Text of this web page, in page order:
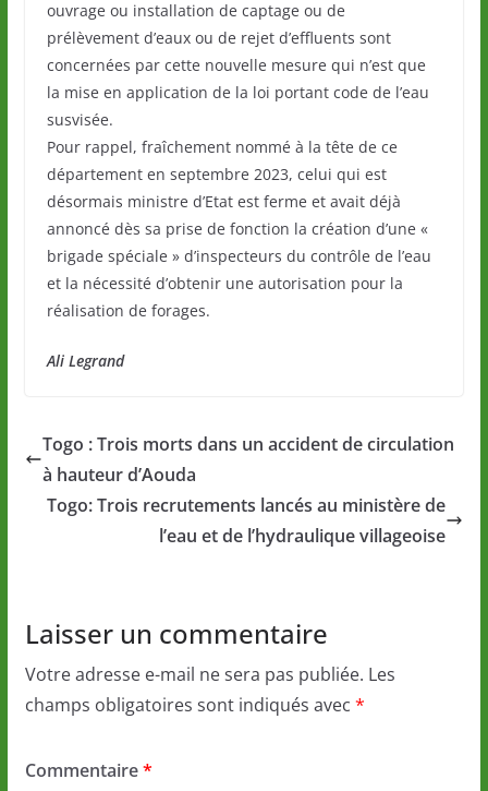
ouvrage ou installation de captage ou de
prélèvement d’eaux ou de rejet d’effluents sont
concernées par cette nouvelle mesure qui n’est que
la mise en application de la loi portant code de l’eau
susvisée.
Pour rappel, fraîchement nommé à la tête de ce
département en septembre 2023, celui qui est
désormais ministre d’Etat est ferme et avait déjà
annoncé dès sa prise de fonction la création d’une «
brigade spéciale » d’inspecteurs du contrôle de l’eau
et la nécessité d’obtenir une autorisation pour la
réalisation de forages.
Ali Legrand
Togo : Trois morts dans un accident de circulation
à hauteur d’Aouda
Togo: Trois recrutements lancés au ministère de
l’eau et de l’hydraulique villageoise
Laisser un commentaire
Votre adresse e-mail ne sera pas publiée. Les
champs obligatoires sont indiqués avec *
Commentaire*